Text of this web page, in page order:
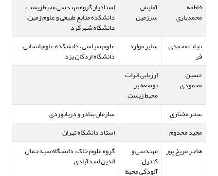
فاطمه
محمدیاری
آمایش
سرزمین
استادیار گروه مهندسی محیط‌زیست،
دانشکده منابع طبیعی و علوم زمین،
دانشگاه شهرکرد
نجات محمدی
فر
سایر موارد علوم سیاسی، دانشکده علوم انسانی،
دانشگاه اردکان یزد
حسین
محمودی
ارزیابی اثرات
توسعه بر
محیط زیست
سحر مختاری
سازمان بنادر و دریانوردی
مجید مخدوم
استاد دانشگاه تهران
هاجر مریخ پور
مهندسی و
کنترل
آلودگی محیط
گروه علوم خاک، دانشگاه سیدجمال
الدین اسدآبادی